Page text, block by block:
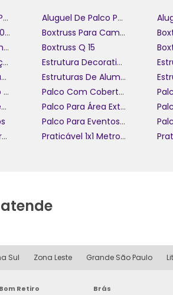
Aluguel De Palco Para Confraternização Aluguel De Palco Para Festival
Boxtruss P30 E Q30 Em São Paulo Boxtruss Para Camarotes
Boxtruss Para Stands Boxtruss Q 15
Estrutura De Treliça Para Shows Estrutura Decorativa Para Eventos
Estrutura Para Stand Em Eventos Estruturas De Alumínio Para Eventos
Locação De Palco Para Celebração Palco Com Cobertura
Palco Para Apresentação De Eventos Ao Ar Livre Palco Para Área Externa
Palco Para Eventos Fechados
Piso Praticável Para Eventos Praticável 1x1 Metros Para Eventos
atende
Sul Zona Leste Grande São Paulo
Bom Retiro Brás